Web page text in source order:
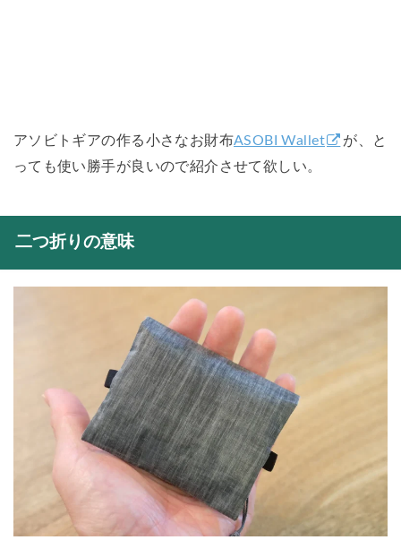
アソビトギアの作る小さなお財布ASOBI Wallet
が、と
っても使い勝手が良いので紹介させて欲しい。
二つ折りの意味